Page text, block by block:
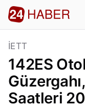
İETT
142ES
Saatleri